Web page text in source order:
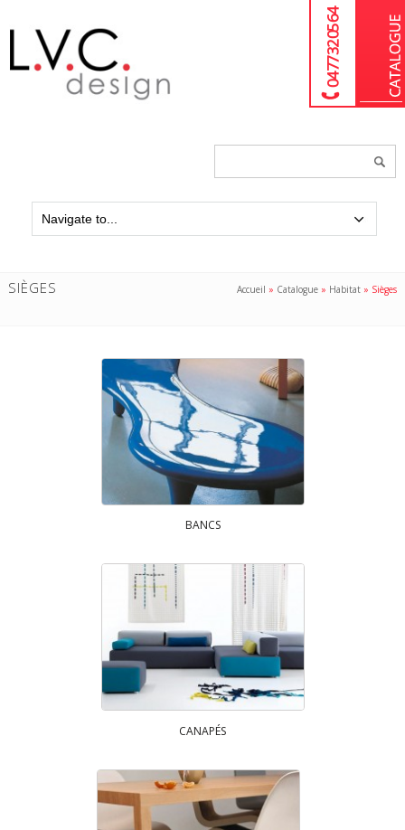
04 77 32 05 64
SIÈGES Accueil » Catalogue » Habitat » Sièges
BANCS
CANAPÉS